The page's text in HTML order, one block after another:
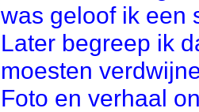
was geloof ik een
Later begreep ik
moesten
Foto en verhaal